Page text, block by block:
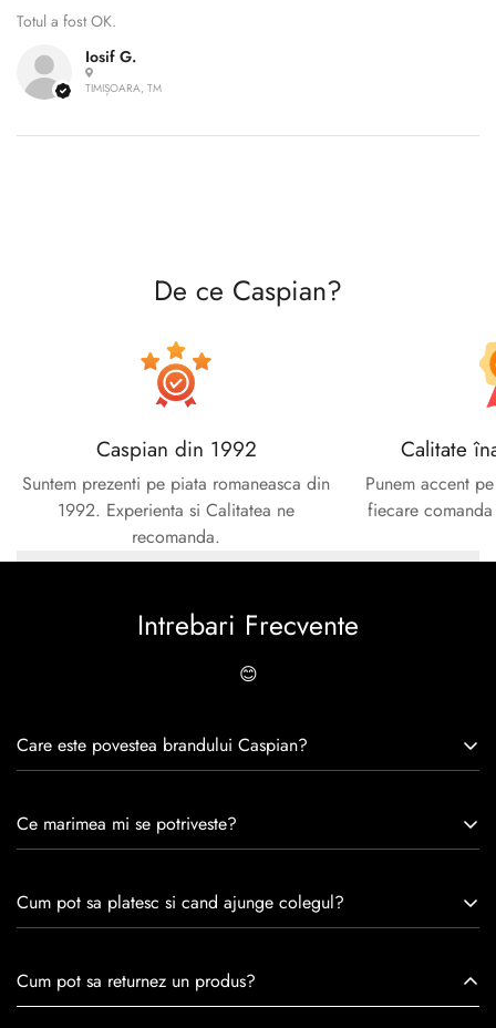
Iosif G.
TIMIȘOARA, TM
Totul a fost OK.
De ce Caspian?
Caspian din 1992
Suntem prezenti pe piata romaneasca din
1992. Experienta si Calitatea ne
recomanda.
Calitate
Punem accent
fiecare
Intrebari Frecvente
😊
Care este povestea brandului Caspian?
experiență de peste 30 de ani în industria modei, Caspian se
satisfacția clienților.Fiecare pereche de încălțăminte Caspian
este creată cu mândrie de meșteri pricepuți, care aduc la
trecerea timpului.
Ce marimea mi se potriveste?
Cum pot sa platesc si cand ajunge colegul?
medie livrarea dureaza 1-2 zilelucratoare prin
Cum pot sa returnez un produs?
No, I'm not